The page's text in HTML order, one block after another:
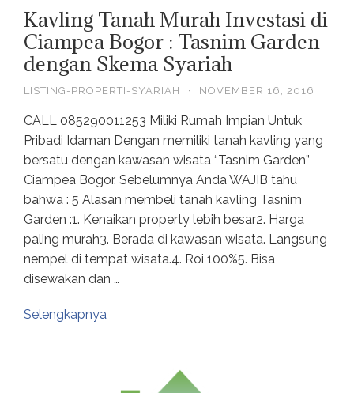
Kavling Tanah Murah Investasi di
Ciampea Bogor : Tasnim Garden
dengan Skema Syariah
LISTING-PROPERTI-SYARIAH · NOVEMBER 16, 2016
CALL 085290011253 Miliki Rumah Impian Untuk
Pribadi Idaman Dengan memiliki tanah kavling yang
bersatu dengan kawasan wisata “Tasnim Garden”
Ciampea Bogor. Sebelumnya Anda WAJIB tahu
bahwa : 5 Alasan membeli tanah kavling Tasnim
Garden :1. Kenaikan property lebih besar2. Harga
paling murah3. Berada di kawasan wisata. Langsung
nempel di tempat wisata.4. Roi 100%5. Bisa
disewakan dan …
Selengkapnya